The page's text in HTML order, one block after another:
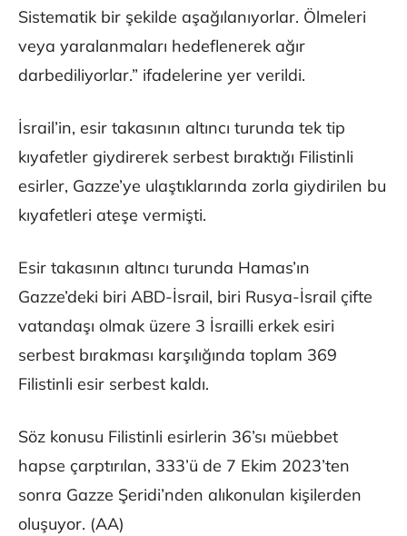
Sistematik bir şekilde aşağılanıyorlar. Ölmeleri
veya yaralanmaları hedeflenerek ağır
darbediliyorlar.” ifadelerine yer verildi.
İsrail’in, esir takasının altıncı turunda tek tip
kıyafetler giydirerek serbest bıraktığı Filistinli
esirler, Gazze’ye ulaştıklarında zorla giydirilen bu
kıyafetleri ateşe vermişti.
Esir takasının altıncı turunda Hamas’ın
Gazze’deki biri ABD-İsrail, biri Rusya-İsrail çifte
vatandaşı olmak üzere 3 İsrailli erkek esiri
serbest bırakması karşılığında toplam 369
Filistinli esir serbest kaldı.
Söz konusu Filistinli esirlerin 36’sı müebbet
hapse çarptırılan, 333’ü de 7 Ekim 2023’ten
sonra Gazze Şeridi’nden alıkonulan kişilerden
oluşuyor. (AA)